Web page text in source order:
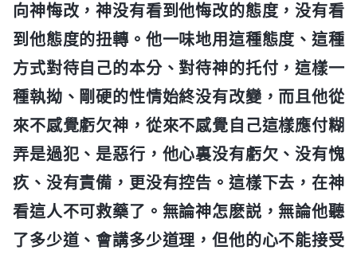
向神悔改，神没有看到他悔改的態度，没有看
到他態度的扭轉。他一味地用這種態度、這種
方式對待自己的本分、對待神的托付，這樣一
種執拗、剛硬的性情始終没有改變，而且他從
來不感覺虧欠神，從來不感覺自己這樣應付糊
弄是過犯、是惡行，他心裏没有虧欠、没有愧
疚、没有責備，更没有控告。這樣下去，在神
看這人不可救藥了。無論神怎麽説，無論他聽
了多少道、會講多少道理，但他的心不能接受